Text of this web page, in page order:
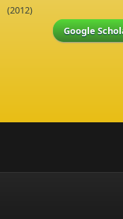
(2012)
Google